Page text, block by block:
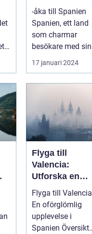
det Soliga
Landet
-åka till Spanien
Spanien, ett land
som charmar
besökare med sin
varierande kultur,
vackra stränder...
17 januari 2024
Flyga till
Valencia:
Utforska en
spännande
destination
Flyga till Valencia
En oförglömlig
upplevelse i
Spanien Översikt